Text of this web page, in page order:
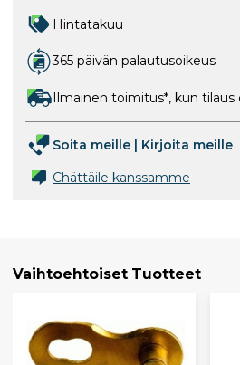
Hintatakuu
365 päivän palautusoikeus
Ilmainen toimitus*, kun
Soita meille | Kirjoita meille
Chättäile kanssamme
Vaihtoehtoiset Tuotteet